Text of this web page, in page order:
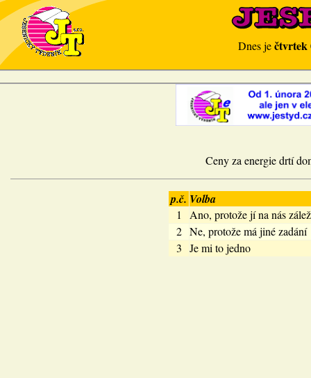
Dnes ječtvrtek
Ceny za energie drtí
p.č. Volba
1
Ano, protože jí na nás
2 Ne, protože má jiné zadání
3 Je mi to jedno